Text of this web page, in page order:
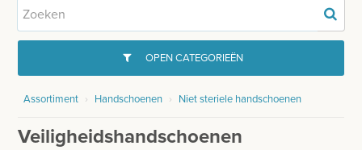
HOME
OPEN CATEGORIEËN
GYNAECOLOGIE
INJECTIEMATERIAAL
Assortiment › Handschoenen › Niet steriele handschoenen
Veiligheidshandschoenen